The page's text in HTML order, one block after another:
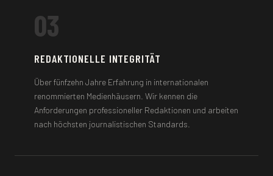
03
REDAKTIONELLE INTEGRITÄT
Über fünfzehn Jahre Erfahrung in internationalen
renommierten Medienhäusern. Wir kennen die
Anforderungen professioneller Redaktionen und arbeiten
nach höchsten journalistischen Standards.